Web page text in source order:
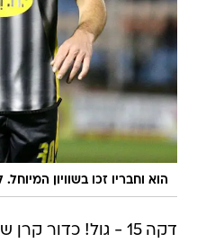
הוא וחבריו זכו בשוויון המיוחל.
דקה 15 - גול! כדור